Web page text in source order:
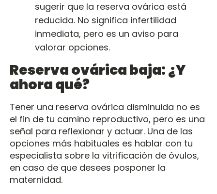
sugerir que la reserva ovárica está
reducida. No significa infertilidad
inmediata, pero es un aviso para
valorar opciones.
Reserva ovárica baja: ¿Y
ahora qué?
Tener una reserva ovárica disminuida no es
el fin de tu camino reproductivo, pero es una
señal para reflexionar y actuar. Una de las
opciones más habituales es hablar con tu
especialista sobre la vitrificación de óvulos,
en caso de que desees posponer la
maternidad.